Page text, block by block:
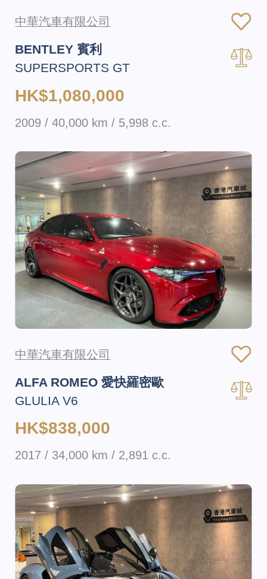
中華汽車有限公司
BENTLEY 賓利
SUPERSPORTS GT
HK$1,080,000
2009 / 40,000 km / 5,998 c.c.
中華汽車有限公司
ALFA ROMEO 愛快羅密歐
GLULIA V6
HK$838,000
2017 / 34,000 km / 2,891 c.c.